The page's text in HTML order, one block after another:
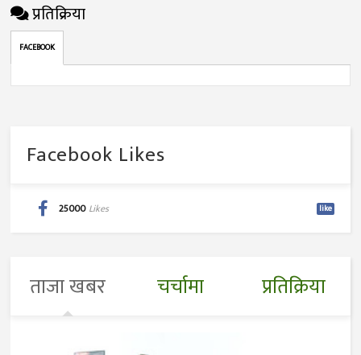
प्रतिक्रिया
FACEBOOK
Facebook Likes
25000 Likes like
ताजा खबर चर्चामा प्रतिक्रिया